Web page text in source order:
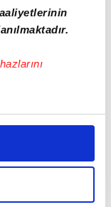
özel
yaparken
sunmak
adına
bu noktada,